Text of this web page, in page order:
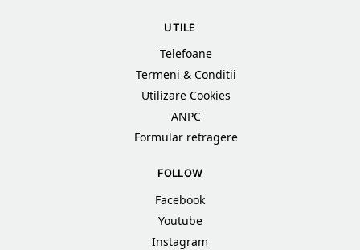
UTILE
Telefoane
Termeni & Conditii
Utilizare Cookies
ANPC
Formular retragere
FOLLOW
Facebook
Youtube
Instagram